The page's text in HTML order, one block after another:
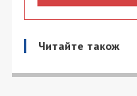
Читайте також